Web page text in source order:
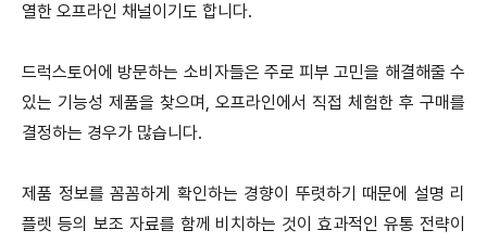
열한 오프라인 채널이기도 합니다.
드럭스토어에 방문하는 소비자들은 주로 피부 고민을 해결해줄 수
있는 기능성 제품을 찾으며, 오프라인에서 직접 체험한 후 구매를
결정하는 경우가 많습니다.
제품 정보를 꼼꼼하게 확인하는 경향이 뚜렷하기 때문에 설명 리
플렛 등의 보조 자료를 함께 비치하는 것이 효과적인 유통 전략이